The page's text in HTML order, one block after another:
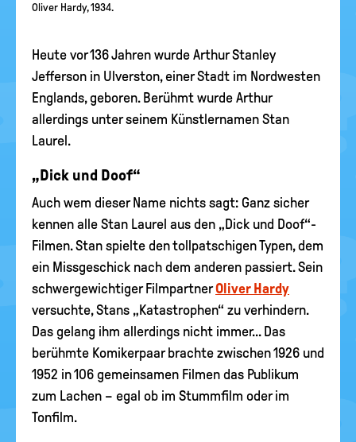
Oliver Hardy, 1934.
Heute vor 136 Jahren wurde Arthur Stanley
Jefferson in Ulverston, einer Stadt im Nordwesten
Englands, geboren. Berühmt wurde Arthur
allerdings unter seinem Künstlernamen Stan
Laurel.
„Dick und Doof“
Auch wem dieser Name nichts sagt: Ganz sicher
kennen alle Stan Laurel aus den „Dick und Doof“-
Filmen. Stan spielte den tollpatschigen Typen, dem
ein Missgeschick nach dem anderen passiert. Sein
schwergewichtiger FilmpartnerOliver Hardy
versuchte, Stans „Katastrophen“ zu verhindern.
Das gelang ihm allerdings nicht immer... Das
berühmte Komikerpaar brachte zwischen 1926 und
1952 in 106 gemeinsamen Filmen das Publikum
zum Lachen – egal ob im Stummfilm oder im
Tonfilm.